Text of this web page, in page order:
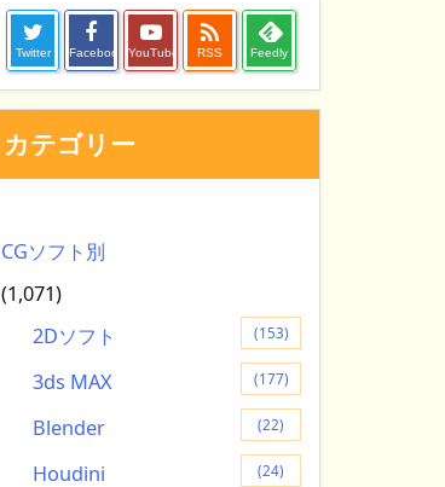
Twitter Facebook YouTube

RSS Feedly
カテゴリー
CGソフト別
(1,071)
2Dソフト
(153)
3ds MAX (177)
Blender (22)
Houdini (24)